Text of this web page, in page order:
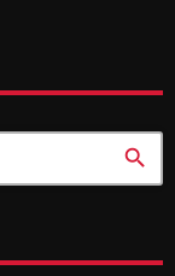
search